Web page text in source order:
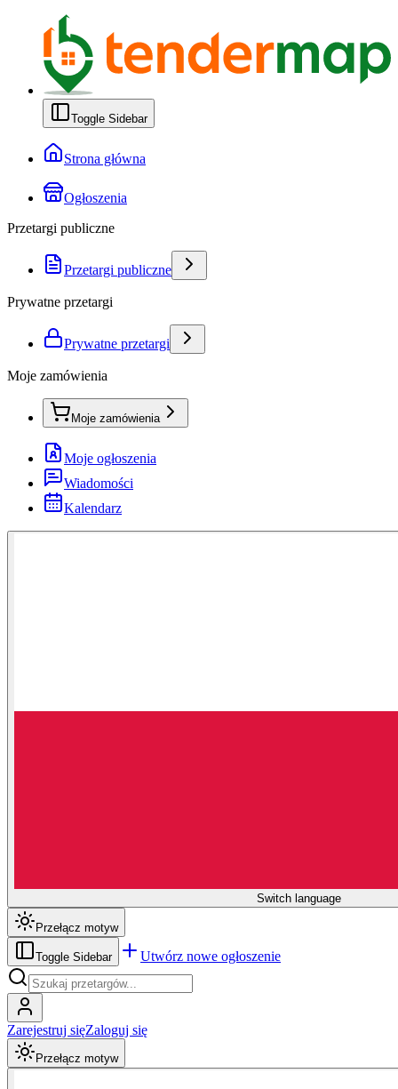
Toggle Sidebar
Strona główna
Ogłoszenia
Przetargi publiczne
Przetargi publiczne
Prywatne przetargi
Prywatne przetargi
Moje zamówienia
Moje zamówienia
Moje ogłoszenia
Wiadomości
Kalendarz
Switch language
Przełącz motyw
Toggle Sidebar Utwórz nowe ogłoszenie
Zarejestruj sięZaloguj się
Przełącz motyw